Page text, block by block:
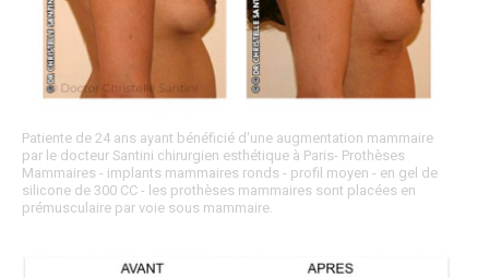
Patiente de 24 ans ayant bénéficié d'une augmentation mammaire
par le docteur Santini chirurgien esthétique à Paris- Prothèses
Mammaires - implants mammaires ronds - profil moyen - en gel de
silicone de 300 CC - les prothèses mammaires sont placées en
prémusculaire par voie sous mammaire.